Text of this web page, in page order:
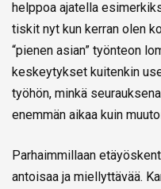
helppoa ajatella
tiskit nyt kun kerran olen
“pienen asian” työnteon
keskeytykset kuitenkin
työhön, minkä
enemmän aikaa kuin
Parhaimmillaan
antoisaa ja miellyttävää.